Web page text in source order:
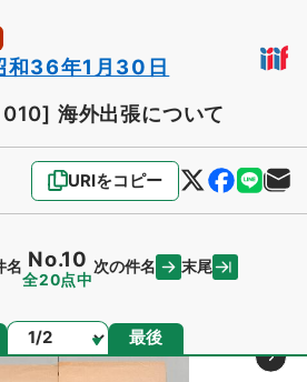
36年1月30日
010] 海外出張について
URIをコピー
名 No.10
全20点中
次の件名 末尾
ページ 最後